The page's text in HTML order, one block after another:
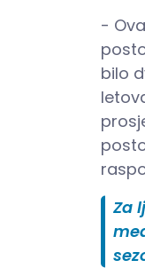
-
bilo
Za